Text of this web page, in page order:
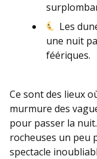
Les
une nuit
féériques.
Ce sont des lieux
murmure des
pour passer la
rocheuses un peu
spectacle